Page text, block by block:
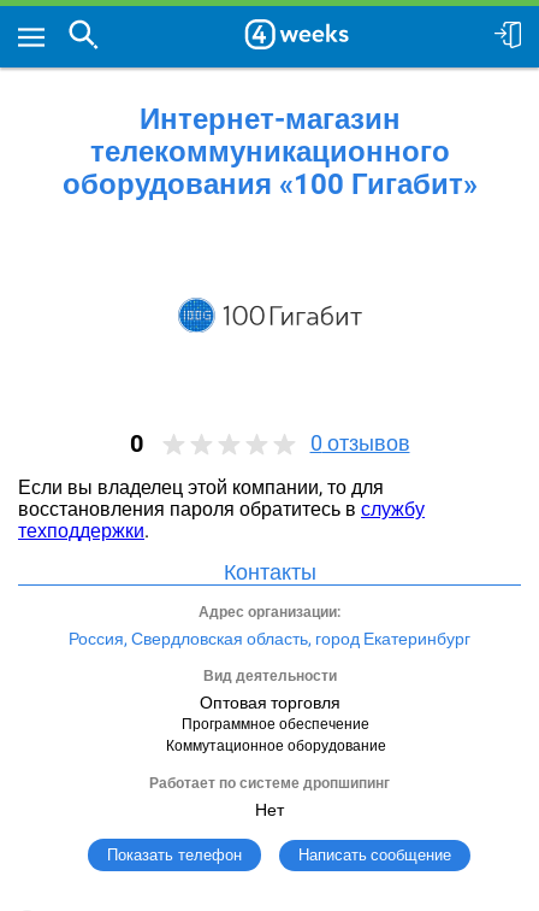
Интернет-магазин
телекоммуникационного
оборудования «100 Гигабит»
0 0 отзывов
Если вы владелец этой компании, то для
восстановления пароля обратитесь в службу
техподдержки.
Контакты
Адрес организации:
Россия, Свердловская область, город Екатеринбург
Вид деятельности
Оптовая торговля
Программное обеспечение
Коммутационное оборудование
Работает по системе дропшипинг
Нет
Показать телефон Написать сообщение